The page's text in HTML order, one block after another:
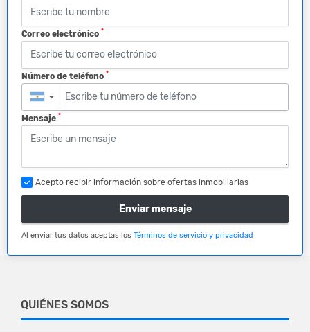
Correo electrónico *
Número de teléfono *
▼
Mensaje *
Acepto recibir información sobre ofertas inmobiliarias
Enviar mensaje
Al enviar tus datos aceptas los Términos de servicio y privacidad
QUIÉNES SOMOS